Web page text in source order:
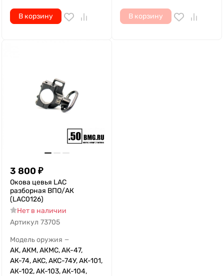
В корзину В корзину
3 800 ₽
Окова цевья LAC
разборная ВПО/АК
(LAC0126)
Нет в наличии
Артикул 73705
Модель оружия —
АК, АКМ, АКМС, АК-47,
АК-74, АКС, АКС-74У, АК-101,
АК-102, АК-103, АК-104,